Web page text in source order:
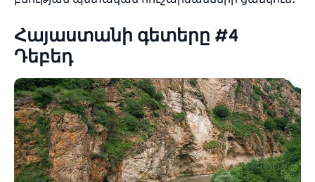
Հայաստանի գետերը #4
Դեբեդ